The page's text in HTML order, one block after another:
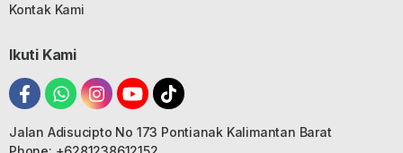
Kontak Kami
Ikuti Kami
Jalan Adisucipto No 173 Pontianak Kalimantan Barat